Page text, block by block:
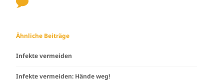
Ähnliche Beiträge
Infekte vermeiden
Infekte vermeiden: Hände weg!